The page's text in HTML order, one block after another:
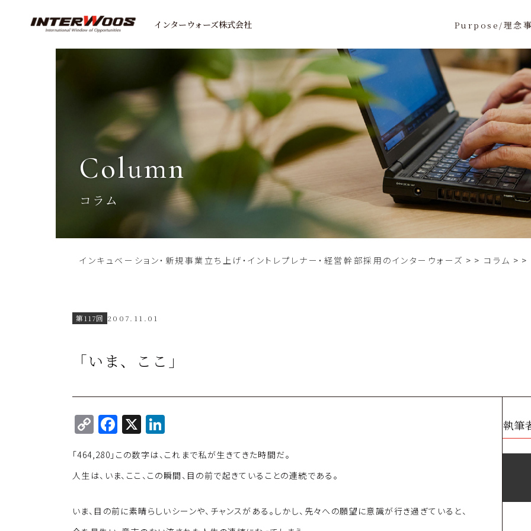
インターウォーズ株式会社 Purpose/理念
column
コラム
インキュベーション・新規事業立ち上げ・イントレプレナー・経営幹部採用のインターウォーズ > コラム >
第117回 2007.11.01
「いま、ここ」
C
p
y
Li
n
F
c
e
b
o
X
k
e
dI
n
「464,280」この数字は、これまで私が生きてきた時間だ。
人生は、いま、ここ、この瞬間、目の前で起きていることの連続である。
いま、目の前に素晴らしいシーンや、チャンスがある。しかし、先々への願望に意識が行き過ぎていると、
執筆